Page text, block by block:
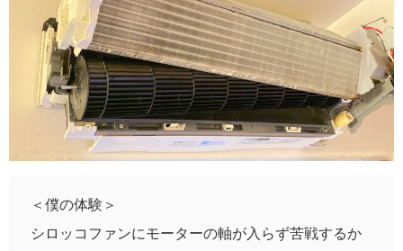
＜僕の体験＞
シロッコファンにモーターの軸が入らず苦戦するか